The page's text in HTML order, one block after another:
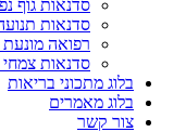
סדנאות גוף
סדנאות
רפואה
סדנאות
בלוג מתכוני בריאות
בלוג מאמרים
צור קשר